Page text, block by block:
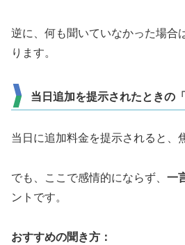
逆に、何も聞いていなかった場合
ります。
当日追加を提示されたときの
当日に追加料金を提示されると、
でも、ここで感情的にならず、 一
ントです。
おすすめの聞き方：